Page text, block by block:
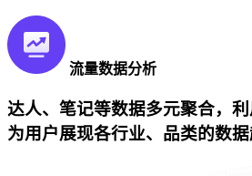
流量数据分析
达人、笔记等数据多元聚合，
为用户展现各行业、品类的数据